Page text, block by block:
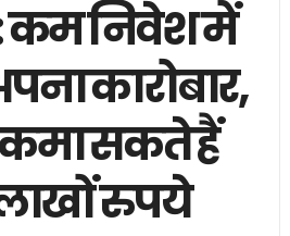
कम निवेश में
कारोबार,
कमा सकते हैं
रुपये